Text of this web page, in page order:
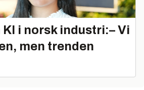
i norsk industri:– Vi
men trenden